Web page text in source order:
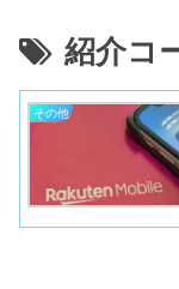
紹介コ
その他